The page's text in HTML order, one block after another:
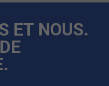
ET NOUS.